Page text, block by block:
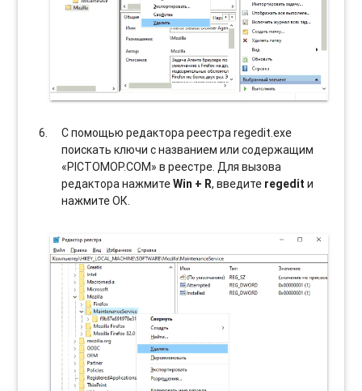
С помощью редактора реестра regedit.exe
поискать ключи с названием или содержащим
«PICTOMOP.COM» в реестре. Для вызова
редактора нажмитеWin + R, введите regedit и
нажмите ОК.